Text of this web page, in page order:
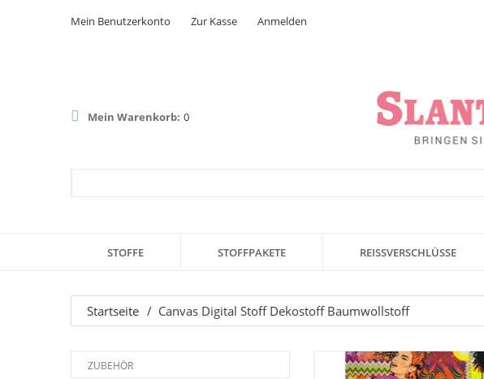
Mein Benutzerkonto Zur Kasse Anmelden
Mein Warenkorb: 0
STOFFE STOFFPAKETE REISSVERSCHLÜSSE
Startseite / Canvas Digital Stoff Dekostoff Baumwollstoff
ZUBEHÖR